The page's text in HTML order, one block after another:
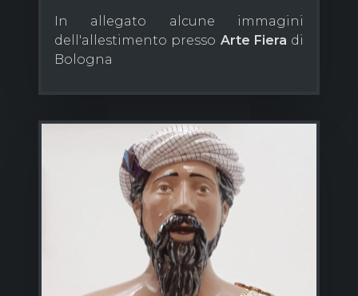
In allegato alcune immagini
dell'allestimento presso Arte Fiera di
Bologna